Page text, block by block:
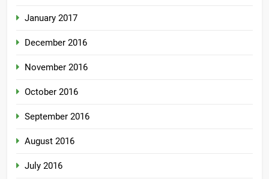
January 2017
December 2016
November 2016
October 2016
September 2016
August 2016
July 2016